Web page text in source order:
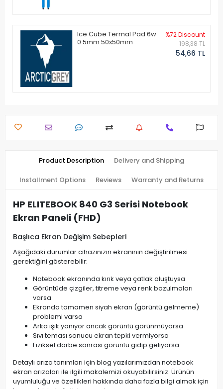
Ice Cube Termal Pad 6w
0.5mm 50x50mm
%72 Discount
198,38 TL
54,66 TL
Product Description Delivery and Shipping
Installment Options Reviews Warranty and Returns
HP ELITEBOOK 840 G3 Serisi Notebook
Ekran Paneli (FHD)
Başlıca Ekran Değişim Sebepleri
Aşağıdaki durumlar cihazınızın ekranının değiştirilmesi
gerektiğini gösterebilir:
Notebook ekranında kırık veya çatlak oluştuysa
Görüntüde çizgiler, titreme veya renk bozulmaları
varsa
Ekranda tamamen siyah ekran (görüntü gelmeme)
problemi varsa
Arka ışık yanıyor ancak görüntü görünmüyorsa
Sıvı teması sonucu ekran tepki vermiyorsa
Fiziksel darbe sonrası görüntü gidip geliyorsa
Detaylı arıza tanımları için blog yazılarımızdan notebook
ekran arızaları ile ilgili makalemizi okuyabilirsiniz. Ürünün
uyumluluğu ve özellikleri hakkında daha fazla bilgi almak için